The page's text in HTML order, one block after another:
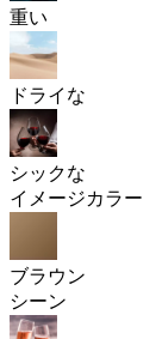
重い
ドライな
シックな
イメージカラー
ブラウン
シーン